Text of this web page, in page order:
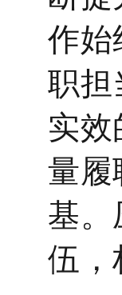
作
职
实效
量
基
伍